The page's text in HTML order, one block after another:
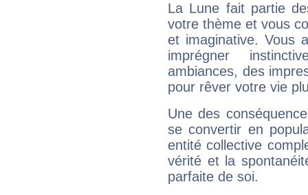
La Lune fait partie
votre thème et vous
et imaginative. Vous
imprégner
ambiances, des
pour rêver votre vie
Une des
se convertir en
entité collective
vérité et la
parfaite de soi.